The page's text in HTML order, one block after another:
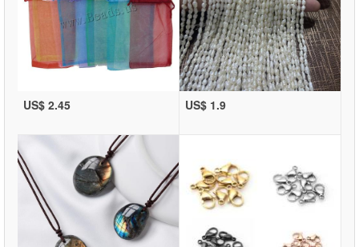
US$ 2.45 US$ 1.9